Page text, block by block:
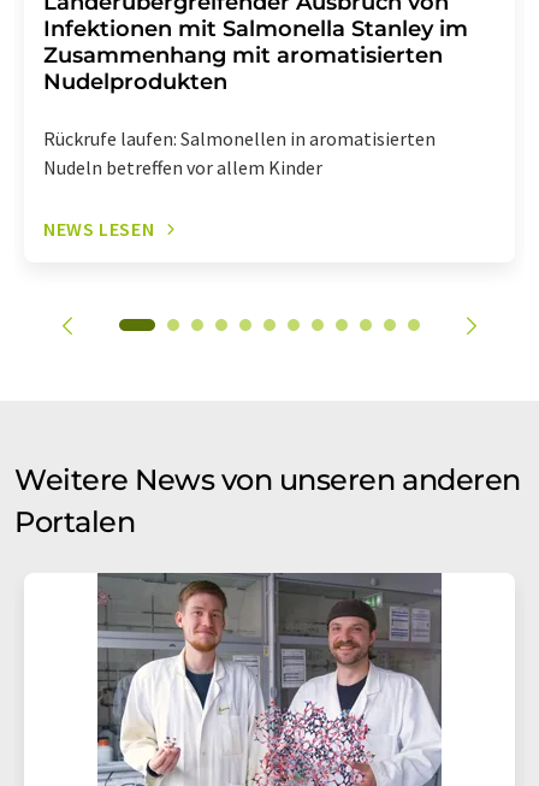
Infektionen mit Salmonella Stanley im
Zusammenhang mit aromatisierten
Nudelprodukten
Rückrufe laufen: Salmonellen in aromatisierten
Nudeln betreffen vor allem Kinder
NEWS LESEN
Weitere News von unseren anderen
Portalen